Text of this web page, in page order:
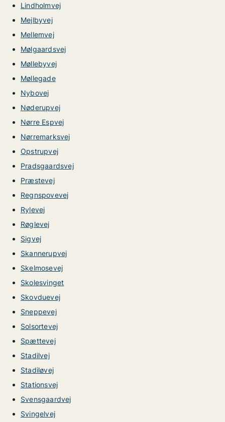
Lindholmvej
Mejlbyvej
Mellemvej
Mølgaardsvej
Møllebyvej
Møllegade
Nybovej
Nøderupvej
Nørre Espvej
Nørremarksvej
Opstrupvej
Pradsgaardsvej
Præstevej
Regnspovevej
Rylevej
Røglevej
Sigvej
Skannerupvej
Skelmosevej
Skolesvinget
Skovduevej
Sneppevej
Solsortevej
Spættevej
Stadilvej
Stadiløvej
Stationsvej
Svensgaardvej
Svingelvej